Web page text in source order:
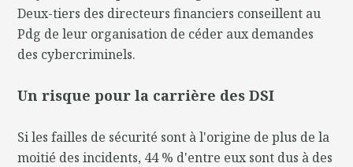
Deux-tiers des directeurs financiers conseillent au
Pdg de leur organisation de céder aux demandes
des cybercriminels.
Un risque pour la carrière des DSI
Si les failles de sécurité sont à l'origine de plus de la
moitié des incidents, 44 % d'entre eux sont dus à des